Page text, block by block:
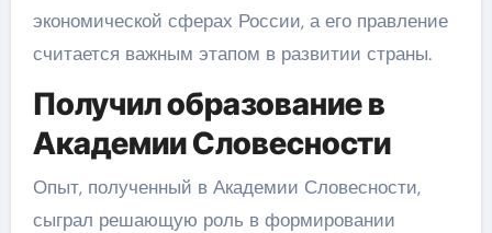
экономической сферах России, а его правление
считается важным этапом в развитии страны.
Получил образование в
Академии Словесности
Опыт, полученный в Академии Словесности,
сыграл решающую роль в формировании